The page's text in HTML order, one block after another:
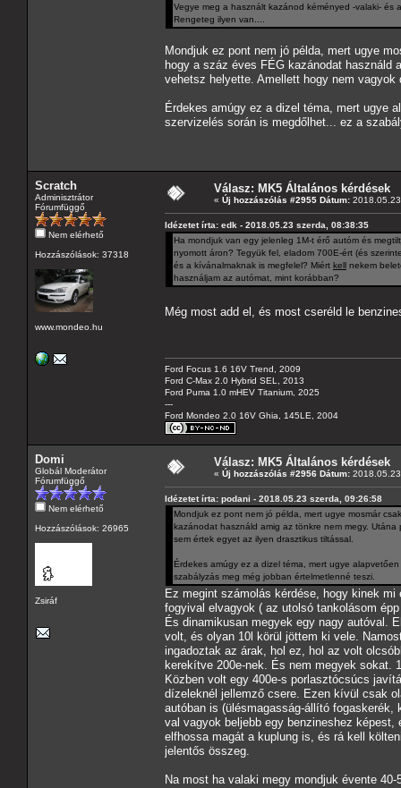
Vegye meg a használt kazánod kéményed -valaki-
Rengeteg ilyen van....
Mondjuk ez pont nem jó példa, mert ugye
hogy a száz éves FÉG kazánodat használd
vehetsz helyette. Amellett hogy nem
Érdekes amúgy ez a dizel téma, mert ugye
szervizelés során is megdőlhet... ez a
Scratch
Adminisztrátor
Fórumfüggő
Nem elérhető
Hozzászólások: 37318
www.mondeo.hu
Válasz: MK5 Általános kérdések
« Új hozzászólás #2955 Dátum:
Idézetet írta: edk - 2018.05.23 szerda, 08:38:35
Ha mondjuk van egy jelenleg 1M-t érő autóm és
nyomott áron? Tegyük fel, eladom 700E-ért (és
és a kívánalmaknak is megfelel? Miért kell nekem
használjam az autómat, mint korábban?
Még most add el, és most cseréld le
Ford Focus 1.6 16V Trend, 2009
Ford C-Max 2.0 Hybrid SEL, 2013
Ford Puma 1.0 mHEV Titanium, 2025
---
Ford Mondeo 2.0 16V Ghia, 145LE, 2004
Domi
Globál Moderátor
Fórumfüggő
Nem elérhető
Hozzászólások: 26965
Zsiráf
Válasz: MK5 Általános kérdések
« Új hozzászólás #2956 Dátum:
Idézetet írta: podani - 2018.05.23 szerda, 09:26:58
Mondjuk ez pont nem jó példa, mert ugye mosmár
kazánodat használd amig az tönkre nem megy.
sem értek egyet az ilyen drasztikus tiltással.
Érdekes amúgy ez a dizel téma, mert ugye
szabályzás meg még jobban értelmetlenné teszi.
Ez megint számolás kérdése, hogy kinek
fogyival elvagyok ( az utolsó tankolásom
És dinamikusan megyek egy nagy autóval.
volt, és olyan 10l körül jöttem ki vele.
ingadoztak az árak, hol ez, hol az volt
kerekítve 200e-nek. És nem megyek sokat.
Közben volt egy 400e-s porlasztócsúcs
dízeleknél jellemző csere. Ezen kívül csak
autóban is (ülésmagasság-állító fogaskerék,
val vagyok beljebb egy benzineshez
elfhossa magát a kuplung is, és rá kell
jelentős összeg.
Na most ha valaki megy mondjuk évente